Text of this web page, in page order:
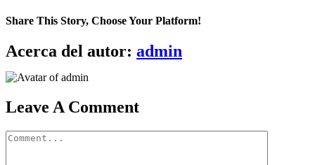
Share This Story, Choose Your Platform!
Facebook
X
Bluesky
Reddit
LinkedIn
WhatsApp
Telegram
Tumblr
Pinterest
Xing
Correo
electrónico
Acerca del autor: admin
Leave A Comment
Comment